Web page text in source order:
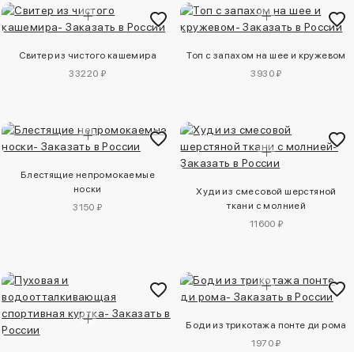
Свитер из чистого кашемира
33220 ₽
Топ с запахом на шее и кружевом
3930 ₽
Блестящие непромокаемые
носки
3150 ₽
Худи из смесовой шерстяной
ткани с молнией
11600 ₽
Боди из трикотажа понте ди рома
1970 ₽